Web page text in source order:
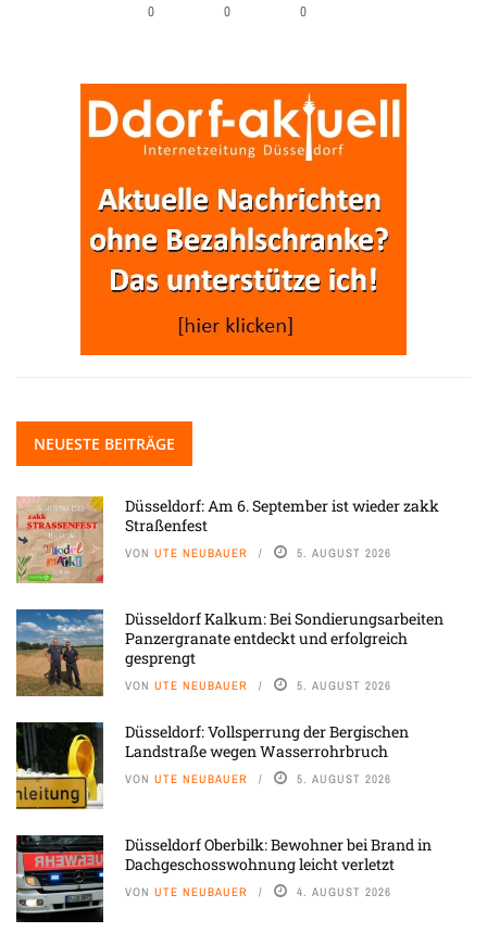
0 0 0
NEUESTE BEITRÄGE
Düsseldorf: Am 6. September ist wieder zakk
Straßenfest
VON UTE NEUBAUER 5. AUGUST 2026
Düsseldorf Kalkum: Bei Sondierungsarbeiten
Panzergranate entdeckt und erfolgreich
gesprengt
VON UTE NEUBAUER 5. AUGUST 2026
Düsseldorf: Vollsperrung der Bergischen
Landstraße wegen Wasserrohrbruch
VON UTE NEUBAUER 5. AUGUST 2026
Düsseldorf Oberbilk: Bewohner bei Brand in
Dachgeschosswohnung leicht verletzt
VON UTE NEUBAUER 4. AUGUST 2026